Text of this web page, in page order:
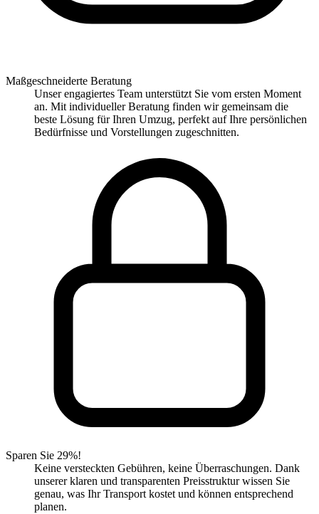
Maßgeschneiderte Beratung
Unser engagiertes Team unterstützt Sie vom ersten Moment
an. Mit individueller Beratung finden wir gemeinsam die
beste Lösung für Ihren Umzug, perfekt auf Ihre persönlichen
Bedürfnisse und Vorstellungen zugeschnitten.
Sparen Sie 29%!
Keine versteckten Gebühren, keine Überraschungen. Dank
unserer klaren und transparenten Preisstruktur wissen Sie
genau, was Ihr Transport kostet und können entsprechend
planen.